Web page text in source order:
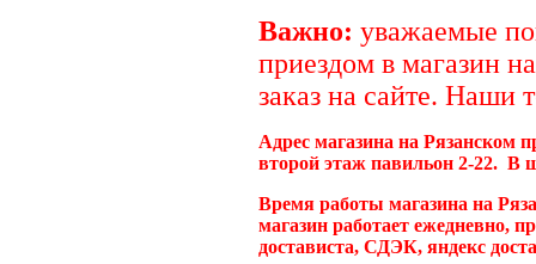
Важно: уважаемые
приездом в магазин
заказ на сайте. Наши
Адрес магазина на Рязанском
второй этаж павильон 2-22. В
Время работы магазина на
магазин работает ежедневно,
достависта, СДЭК, яндекс